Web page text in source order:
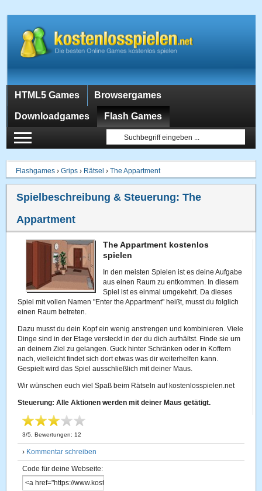
HTML5 Games Browsergames
Downloadgames Flash Games
Flashgames ›Grips › Rätsel ›The Appartment
Spielbeschreibung & Steuerung:The
Appartment
The Appartment kostenlos
spielen
In den meisten Spielen ist es deine Aufgabe
aus einen Raum zu entkommen. In diesem
Spiel ist es einmal umgekehrt. Da dieses
Spiel mit vollen Namen "Enter the Appartment" heißt, musst du folglich
einen Raum betreten.
Dazu musst du dein Kopf ein wenig anstrengen und kombinieren. Viele
Dinge sind in der Etage versteckt in der du dich aufhältst. Finde sie um
an deinem Ziel zu gelangen. Guck hinter Schränken oder in Koffern
nach, vielleicht findet sich dort etwas was dir weiterhelfen kann.
Gespielt wird das Spiel ausschließlich mit deiner Maus.
Wir wünschen euch viel Spaß beim Rätseln auf kostenlosspielen.net
Steuerung: Alle Aktionen werden mit deiner Maus getätigt.
3/5 , Bewertungen: 12
› Kommentar schreiben
Code für deine Webseite: